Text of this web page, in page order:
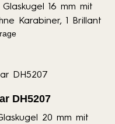
16 mm mit
Karabiner, 1 Brillant
DH5207
20 mm mit